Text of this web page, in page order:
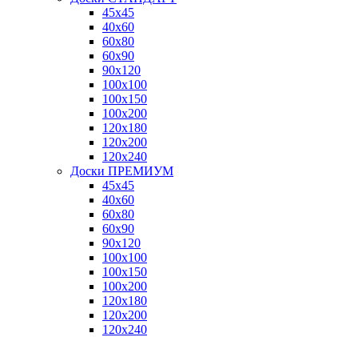
45x45
40x60
60x80
60x90
90x120
100x100
100x150
100x200
120x180
120x200
120x240
Доски ПРЕМИУМ
45x45
40x60
60x80
60x90
90x120
100x100
100x150
100x200
120x180
120x200
120x240